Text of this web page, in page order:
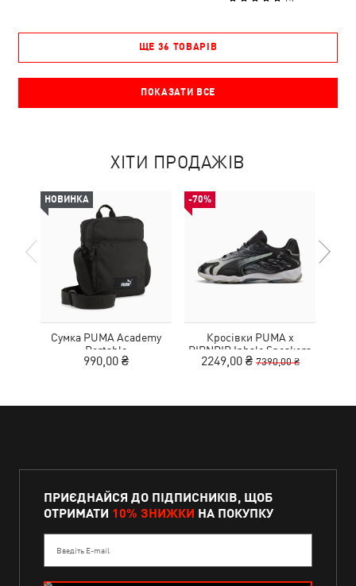
ЩЕ 36 ТОВАРІВ
ПОКАЗАТИ ВСЕ
ХІТИ ПРОДАЖІВ
НОВИНКА
Сумка PUMA Academy
Portable
990,00 ₴
-70%
Кросівки PUMA x
RIPNDIP Inhale Sneakers
2249,00 ₴ 7390,00 ₴
ПРИЄДНАЙСЯ ДО ПІДПИСНИКІВ, ЩОБ
ОТРИМАТИ 10% ЗНИЖКИ НА ПОКУПКУ
Введіть E-mail